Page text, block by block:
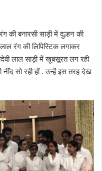
की बनारसी साड़ी में दुल्हन की
रंग की लिपिस्टिक लगाकर
लाल साड़ी में खूबसूरत लग रही
सो रही हों . उन्हें इस तरह देख